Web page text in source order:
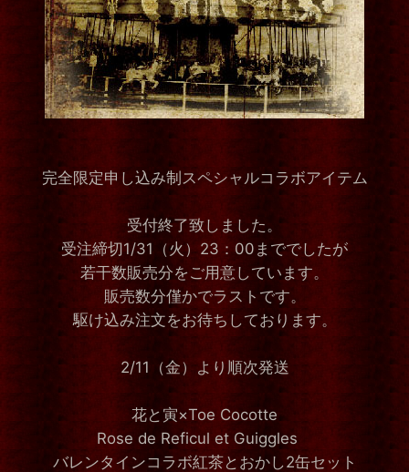
完全限定申し込み制スペシャルコラボアイテム
受付終了致しました。
受注締切1/31（火）23：00まででしたが
若干数販売分をご用意しています。
販売数分僅かでラストです。
駆け込み注文をお待ちしております。
2/11（金）より順次発送
花と寅×Toe Cocotte
Rose de Reficul et Guiggles
バレンタインコラボ紅茶とおかし2缶セット